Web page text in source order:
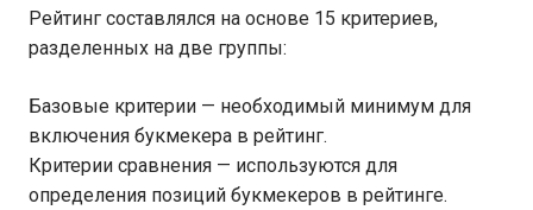
Рейтинг составлялся на основе 15 критериев,
разделенных на две группы:
Базовые критерии — необходимый минимум для
включения букмекера в рейтинг.
Критерии сравнения — используются для
определения позиций букмекеров в рейтинге.